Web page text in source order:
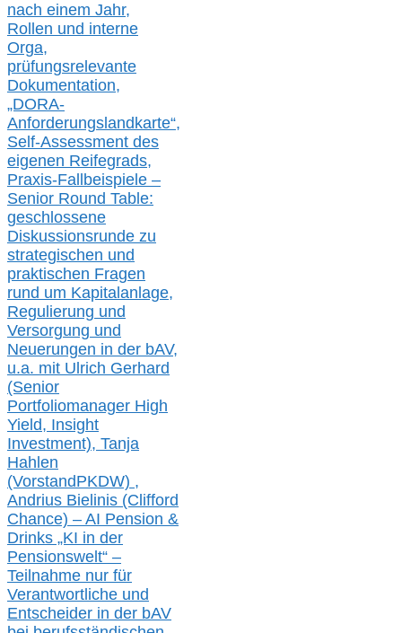
nach einem Jahr,
Rollen und interne
Orga,
prüfungsrelevante
Dokumentation,
„DORA-
Anforderungslandkarte“,
Self-Assessment des
eigenen Reifegrads,
Praxis-Fallbeispiele –
Senior Round Table:
geschlossene
Diskussionsrunde zu
strategischen und
praktischen Fragen
rund um Kapitalanlage,
Regulierung und
Versorgung und
Neuerungen in der bAV,
u.a. mit Ulrich Gerhard
(Senior
Portfoliomanager High
Yield, Insight
Investment), Tanja
Hahlen
(VorstandPKDW) ,
Andrius Bielinis (Clifford
Chance) – AI Pension &
Drinks „KI in der
Pensionswelt“ –
Teilnahme nur für
Verantwortliche und
Entscheider in der bAV